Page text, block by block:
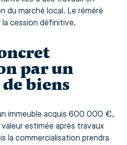
du marché local. Le réméré
cession définitive.
par un
biens
immeuble acquis 600 000 €,
estimée après travaux
commercialisation prendra